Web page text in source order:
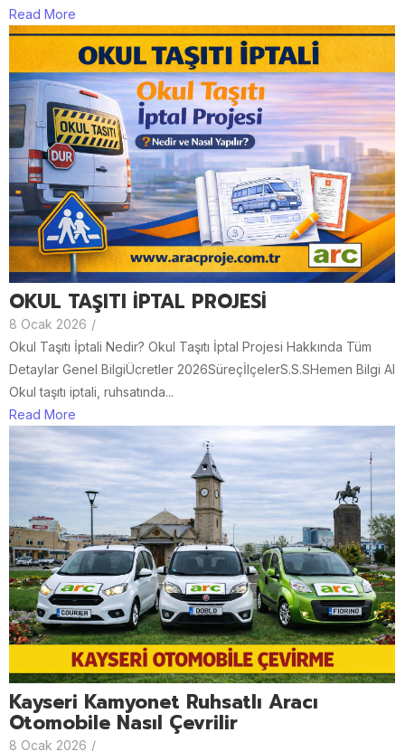
Read More
OKUL TAŞITI İPTAL PROJESİ
8 Ocak 2026 /
Okul Taşıtı İptali Nedir? Okul Taşıtı İptal Projesi Hakkında Tüm
Detaylar Genel BilgiÜcretler 2026SüreçİlçelerS.S.SHemen Bilgi Al
Okul taşıtı iptali, ruhsatında...
Read More
Kayseri Kamyonet Ruhsatlı Aracı
Otomobile Nasıl Çevrilir
8 Ocak 2026 /